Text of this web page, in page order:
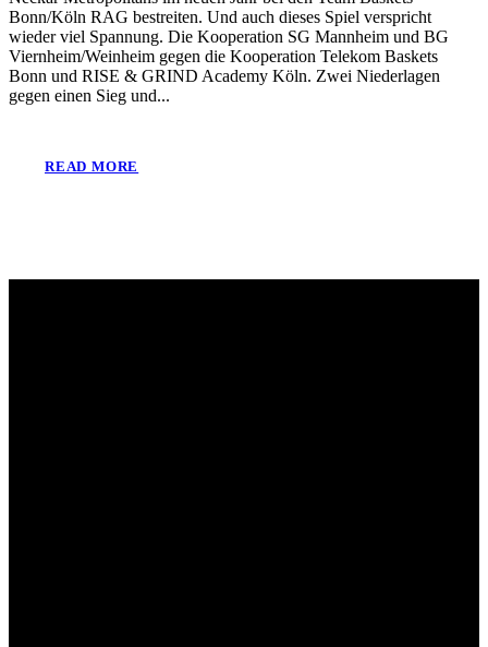
Bonn/Köln RAG bestreiten. Und auch dieses Spiel verspricht
wieder viel Spannung. Die Kooperation SG Mannheim und BG
Viernheim/Weinheim gegen die Kooperation Telekom Baskets
Bonn und RISE & GRIND Academy Köln. Zwei Niederlagen
gegen einen Sieg und...
READ MORE